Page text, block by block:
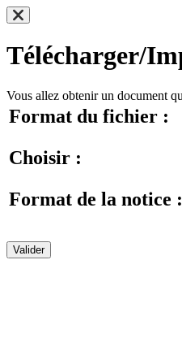
Télécharger/
Vous allez obtenir un document
Format du fichier :
Choisir :
Format de la notice :